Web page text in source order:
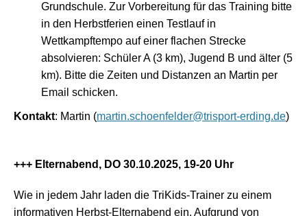
Grundschule. Zur Vorbereitung für das Training bitte
in den Herbstferien einen Testlauf in
Wettkampftempo auf einer flachen Strecke
absolvieren: Schüler A (3 km), Jugend B und älter (5
km). Bitte die Zeiten und Distanzen an Martin per
Email schicken.
Kontakt: Martin (martin.schoenfelder@trisport-erding.de)
+++ Elternabend, DO 30.10.2025, 19-20 Uhr
Wie in jedem Jahr laden die TriKids-Trainer zu einem
informativen Herbst-Elternabend ein. Aufgrund von